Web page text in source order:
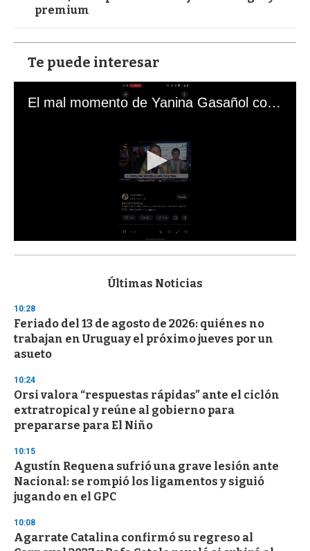
premium
Te puede interesar
El mal momento de Yanina Gasañol con un hincha argentino en "Subrayado"
s
d
s
o
f
3
s
e
c
o
n
d
Últimas Noticias
10:28
Feriado del 13 de agosto de 2026: quiénes no
trabajan en Uruguay el próximo jueves por un
asueto
10:24
Orsi valora “respuestas rápidas” ante el ciclón
extratropical y reúne al gobierno para
prepararse para El Niño
10:15
Agustín Requena sufrió una grave lesión ante
Nacional: se rompió los ligamentos y siguió
jugando en el GPC
10:08
Agarrate Catalina confirmó su regreso al